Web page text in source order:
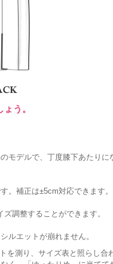
う。
モデルで、丁度膝下あたり
。補正は±5cm対応できます。
調整することができます。
ルエットが崩れません。
測り、サイズ表と照らし合